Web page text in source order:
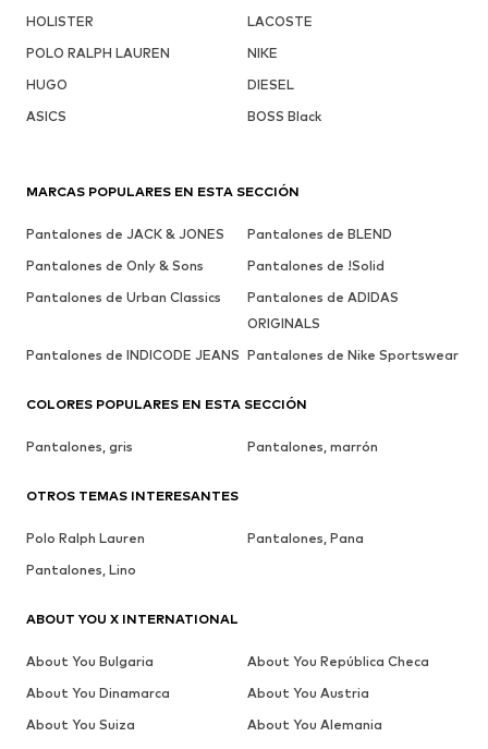
HOLISTER
LACOSTE
POLO RALPH LAUREN
NIKE
HUGO
DIESEL
ASICS
BOSS Black
MARCAS POPULARES EN ESTA SECCIÓN
Pantalones de JACK & JONES
Pantalones de BLEND
Pantalones de Only & Sons
Pantalones de !Solid
Pantalones de Urban Classics
Pantalones de ADIDAS
ORIGINALS
Pantalones de INDICODE JEANS Pantalones de Nike Sportswear
COLORES POPULARES EN ESTA SECCIÓN
Pantalones, gris Pantalones, marrón
OTROS TEMAS INTERESANTES
Polo Ralph Lauren
Pantalones, Pana
Pantalones, Lino
ABOUT YOU X INTERNATIONAL
About You Bulgaria
About You República Checa
About You Dinamarca
About You Austria
About You Suiza
About You Alemania